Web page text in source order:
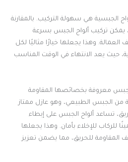
الجبسية هي سهولة التركيب. بالمقارنة
تركيب ألواح الجبس بسرعة
العمالة. وهذا يجعلها خيارًا مثاليًا لكل
حيث يعد الانتهاء في الوقت المناسب
معروفة بخصائصها المقاومة
من الجبس الطبيعي، وهو عازل ممتاز
تساعد ألواح الجبس على إبطاء
للركاب للإخلاء بأمان. وهذا يجعلها
المقاومة للحريق، مما يضمن تعزيز